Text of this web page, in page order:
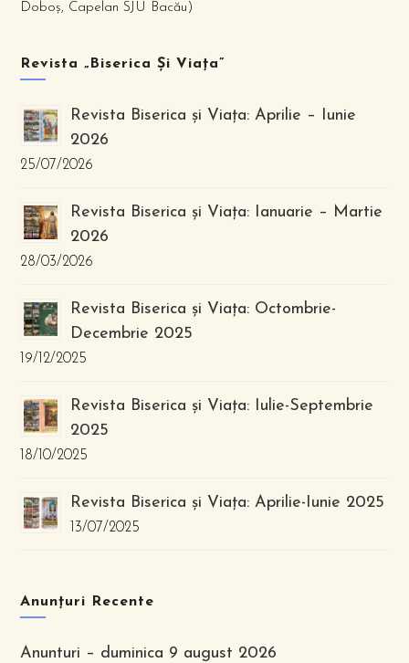
Doboș, Capelan SJU Bacău)
Revista „Biserica Și Viața”
Revista Biserica și Viața: Aprilie – Iunie
2026
25/07/2026
Revista Biserica și Viața: Ianuarie – Martie
2026
28/03/2026
Revista Biserica și Viața: Octombrie-
Decembrie 2025
19/12/2025
Revista Biserica și Viața: Iulie-Septembrie
2025
18/10/2025
Revista Biserica și Viața: Aprilie-Iunie 2025
13/07/2025
Anunțuri Recente
Anunturi – duminica 9 august 2026